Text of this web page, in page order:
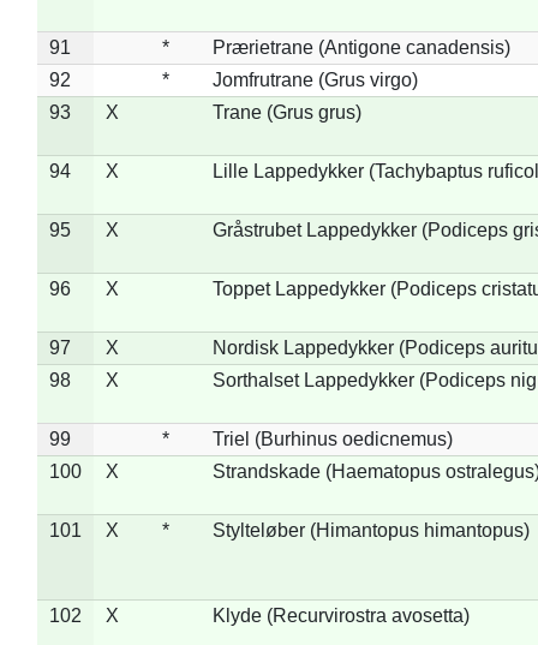
91 *
Prærietrane (Antigone canadensis)
92
*
Jomfrutrane (Grus virgo)
93
X Trane (Grus grus)
94 X Lille Lappedykker (Tachybaptus
95 X Gråstrubet Lappedykker (Podiceps
96 X Toppet Lappedykker (Podiceps
97 X
Nordisk Lappedykker (Podiceps
98
X Sorthalset Lappedykker (Podiceps
99 *
Triel (Burhinus oedicnemus)
100
X Strandskade (Haematopus
101 X * Stylteløber (Himantopus himantopus)
102 X Klyde (Recurvirostra avosetta)